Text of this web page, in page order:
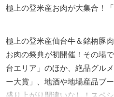
極上の登米産お肉が大集合！
極上の登米産仙台牛＆銘柄豚
お肉の祭典が初開催！その場
台エリア」のほか、絶品グル
ー大賞」、地酒や地場産品ブ
盛り上がり間違いなし！スペ